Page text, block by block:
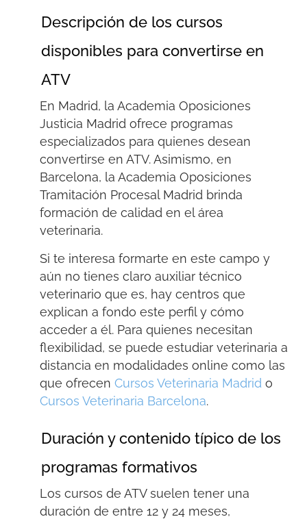
Descripción de los cursos
disponibles para convertirse en
ATV
En Madrid, la Academia Oposiciones
Justicia Madrid ofrece programas
especializados para quienes desean
convertirse en ATV. Asimismo, en
Barcelona, la Academia Oposiciones
Tramitación Procesal Madrid brinda
formación de calidad en el área
veterinaria.
Si te interesa formarte en este campo y
aún no tienes claro auxiliar técnico
veterinario que es, hay centros que
explican a fondo este perfil y cómo
acceder a él. Para quienes necesitan
flexibilidad, se puede estudiar veterinaria a
distancia en modalidades online como las
que ofrecen Cursos Veterinaria Madrid o
Cursos Veterinaria Barcelona.
Duración y contenido típico de los
programas formativos
Los cursos de ATV suelen tener una
duración de entre 12 y 24 meses,